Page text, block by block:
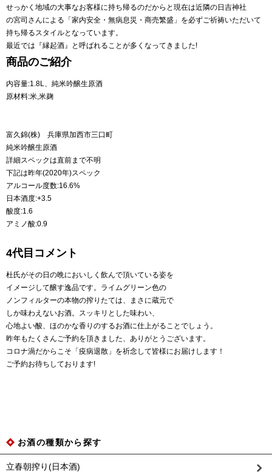
せっかく地域の大事なお客様に持ち帰るのだからと現在は近隣の日吉神社
の宮司さんによる「家内安全・無病息災・商売繁盛」を必ずご祈祷いただいて
持ち帰るスタイルとなっています。
最近では『縁起酒』と呼ばれることが多くなってきました!
商品のご紹介
内容量:1.8L、純米吟醸生原酒
原材料:米,米麹
富久錦(株) 兵庫県加西市三口町
純米吟醸生原酒
詳細スペックは直前まで不明
下記は昨年(2020年)スペック
アルコール度数:16.6%
日本酒度:+3.5
酸度:1.6
アミノ酸:0.9
4代目コメント
杜氏がその日の晩においしく飲んで頂いている姿を
イメージして醸す逸品です。ライムグリーン色の
ノンフィルターの本物の搾りたては、まさに蔵元で
しか味わえないお酒。スッキリとした味わい、
心地よい酸、ほのかな香りのするお酒に仕上がることでしょう。
昨年もたくさんご予約を頂きました、ありがとうございます。
コロナ渦だからこそ「疫病退散」を祈念して皆様にお届けします！
ご予約お待ちしております!
お酒の種類から探す
立春朝搾り(日本酒)